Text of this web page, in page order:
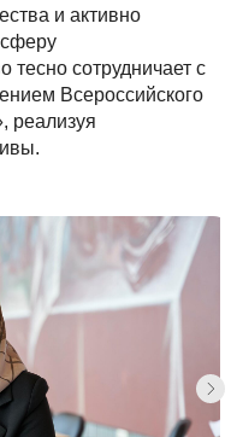
и активно
тесно сотрудничает с
Всероссийского
реализуя